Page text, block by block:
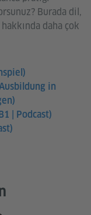
Burada dil,
daha çok
in
| Podcast)